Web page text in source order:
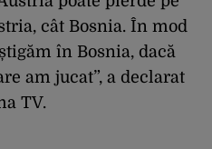
cât Bosnia. În mod
în Bosnia, dacă
am jucat”, a declarat
TV.